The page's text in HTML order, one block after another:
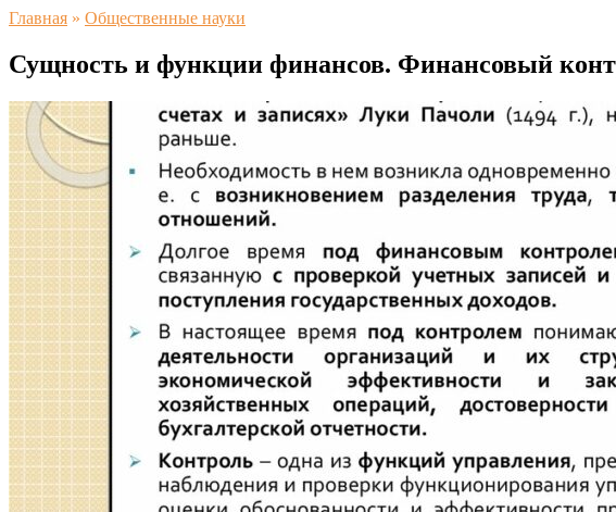
Главная » Общественные науки
Сущность и функции финансов. Финансовый